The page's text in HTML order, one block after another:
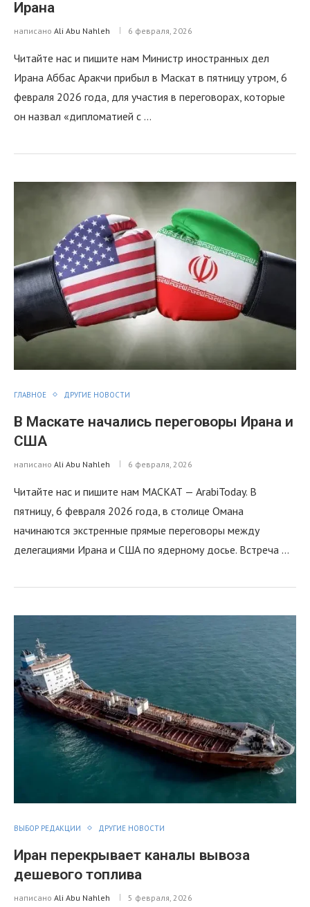
Ирана
написано Ali Abu Nahleh 6 февраля, 2026
Читайте нас и пишите нам Mинистр иностранных дел
Ирана Аббас Аракчи прибыл в Маскат в пятницу утром, 6
февраля 2026 года, для участия в переговорах, которые
он назвал «дипломатией с …
ГЛАВНОЕ ДРУГИЕ НОВОСТИ
В Маскате начались переговоры Ирана и
США
написано Ali Abu Nahleh 6 февраля, 2026
Читайте нас и пишите нам МАСКАТ — ArabiToday. В
пятницу, 6 февраля 2026 года, в столице Омана
начинаются экстренные прямые переговоры между
делегациями Ирана и США по ядерному досье. Встреча …
ВЫБОР РЕДАКЦИИ ДРУГИЕ НОВОСТИ
Иран перекрывает каналы вывоза
дешевого топлива
написано Ali Abu Nahleh 5 февраля, 2026